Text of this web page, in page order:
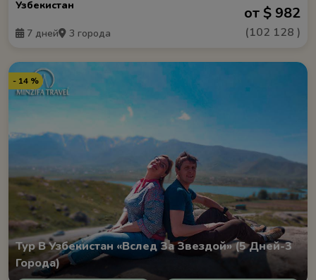
Узбекистан
7 дней 3 города
от $ 982
(102 128 )
- 14 %
Тур В Узбекистан «Вслед За Звездой» (5 Дней-3
Города)